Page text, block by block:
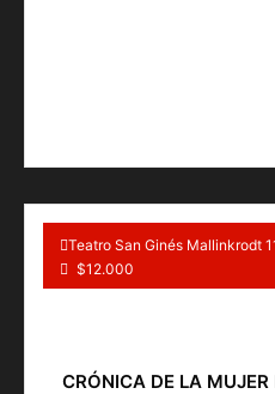
Teatro San Ginés Mallinkrodt
$12.000
CRÓNICA DE LA